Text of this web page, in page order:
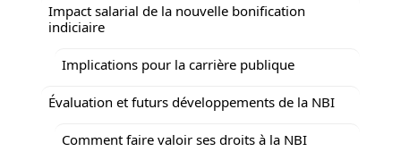
Impact salarial de la nouvelle bonification
indiciaire
Implications pour la carrière publique
Évaluation et futurs développements de la NBI
Comment faire valoir ses droits à la NBI